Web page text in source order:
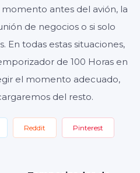
momento antes del avión, la
de negocios o si solo
En todas estas situaciones,
de 100 Horas en
el momento adecuado,
del resto.
Reddit Pinterest